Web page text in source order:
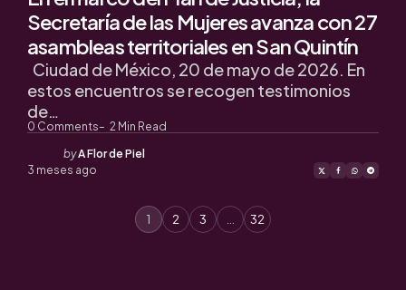
Secretaría de las Mujeres avanza con 27
asambleas territoriales en San Quintín
0 Comments 2 Min Read
Ciudad de México, 20 de mayo de 2026. En
estos encuentros se recogen testimonios
de…
Posted
by
byA Flor de Piel
3 meses ago
1 2 3 … 32